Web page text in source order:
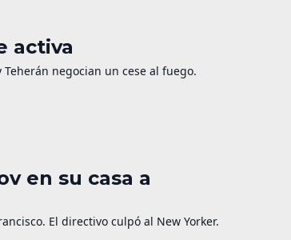
activa
negocian un cese al fuego.
en su casa a
El directivo culpó al New Yorker.